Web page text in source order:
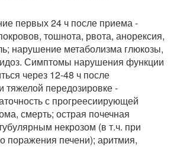
первых 24 ч после приема -
тошнота, рвота, анорексия,
нарушение метаболизма глюкозы,
Симптомы нарушения функции
через 12-48 ч после
тяжелой передозировке -
с прогреесиирующей
смерть; острая почечная
некрозом (в т.ч. при
поражения печени); аритмия,